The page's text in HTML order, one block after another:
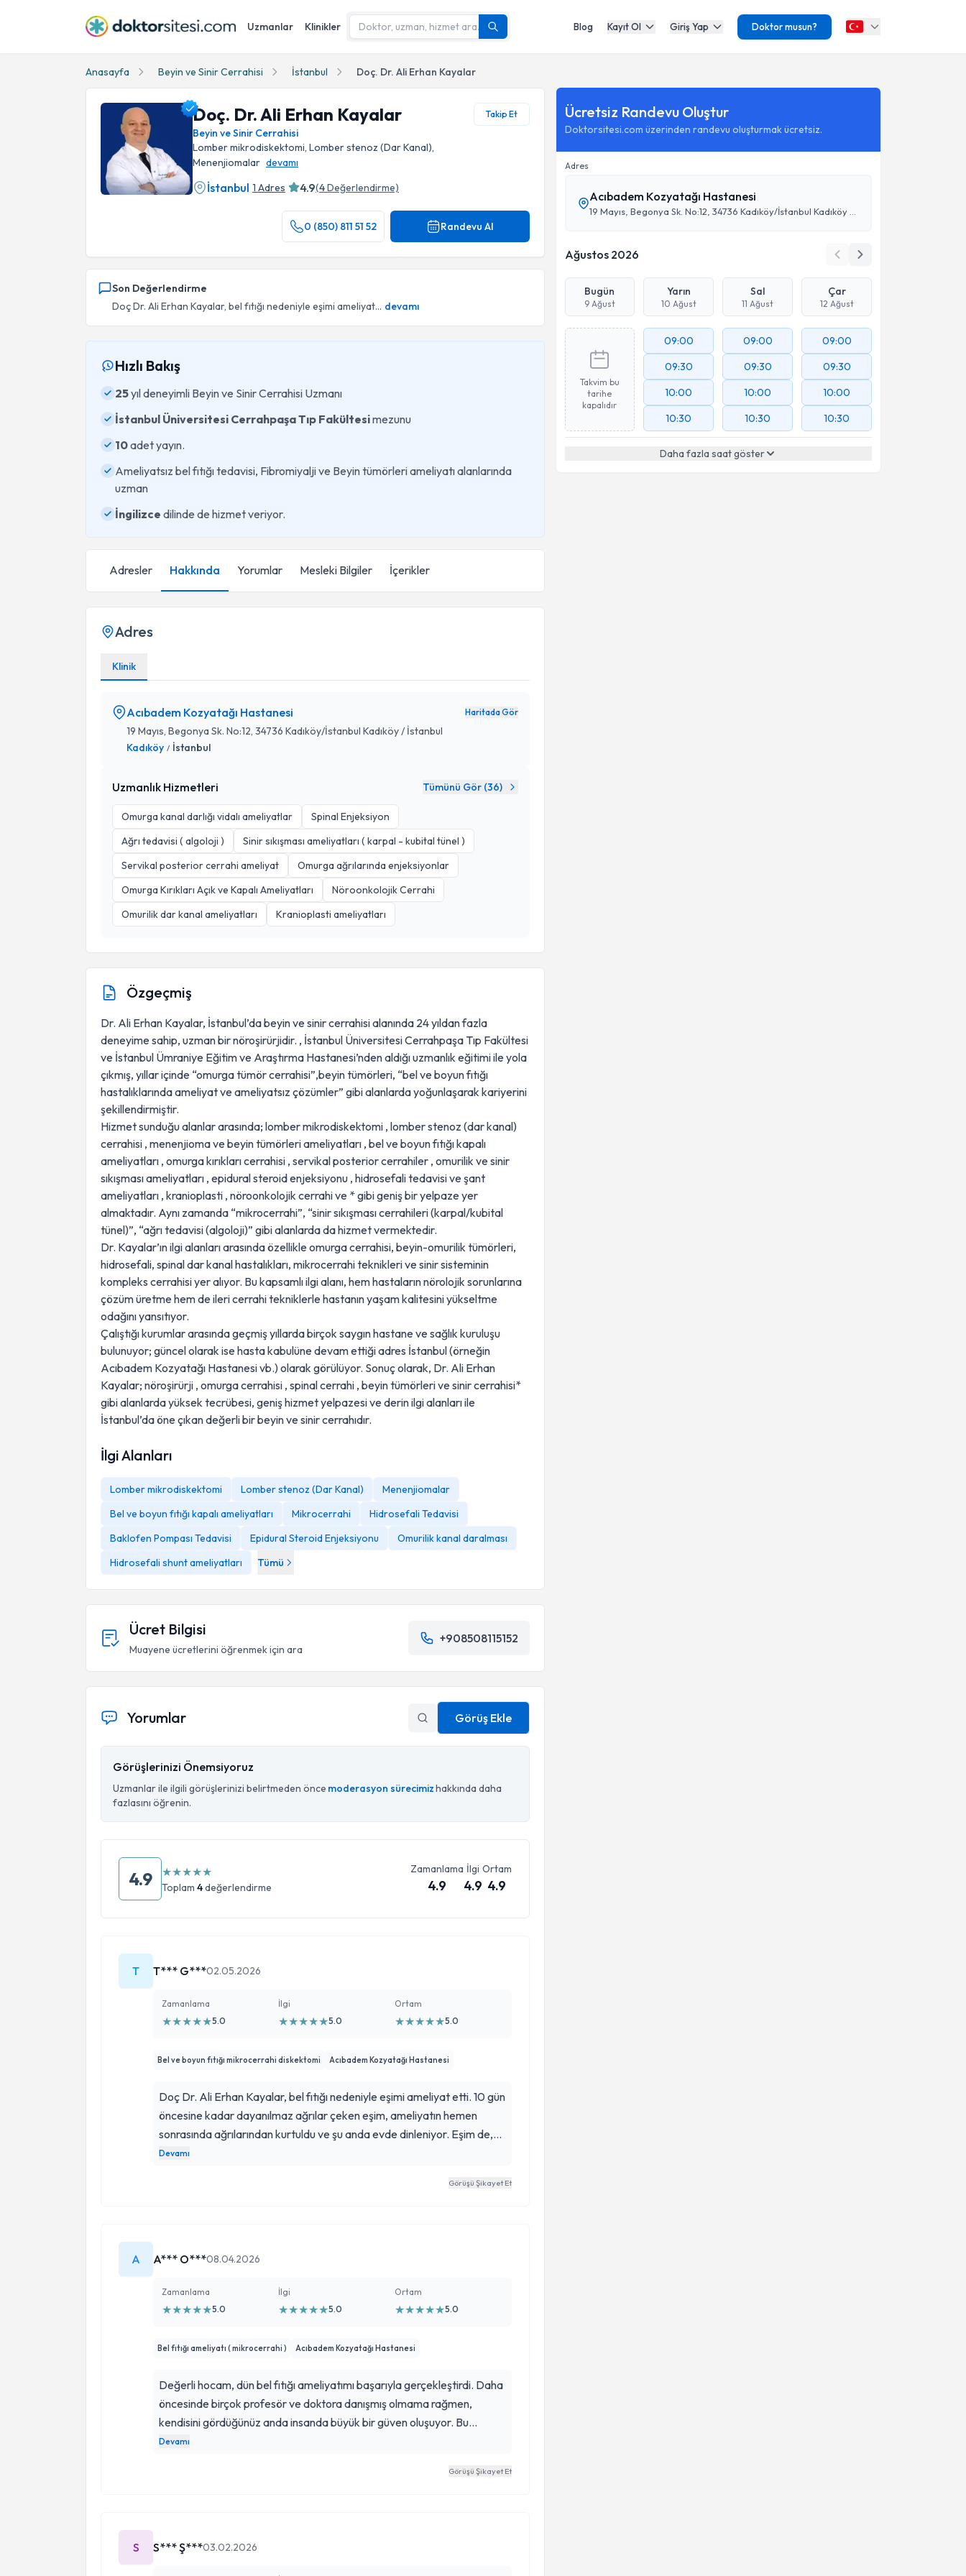
Uzmanlar Klinikler Blog Kayıt Ol Giriş Yap Doktor musun?
Anasayfa Beyin ve Sinir Cerrahisi İstanbul Doç. Dr. Ali Erhan Kayalar
Doç. Dr. Ali Erhan Kayalar Takip Et
Beyin ve Sinir Cerrahisi
Lomber mikrodiskektomi, Lomber stenoz (Dar Kanal),
Menenjiomalar devamı
İstanbul 1 Adres 4.9(4Değerlendirme)
0 (850) 811 51 52 Randevu Al
Son Değerlendirme
Doç Dr. Ali Erhan Kayalar, bel fıtığı nedeniyle eşimi ameliyat... devamı
Hızlı Bakış
25yıl deneyimli Beyin ve Sinir Cerrahisi Uzmanı
İstanbul Üniversitesi Cerrahpaşa Tıp Fakültesimezunu
10adet yayın.
Ameliyatsız bel fıtığı tedavisi, Fibromiyalji ve Beyin tümörleri ameliyatı alanlarında
uzman
İngilizce dilinde de hizmet veriyor.
Adresler Hakkında Yorumlar Mesleki Bilgiler İçerikler
Adres
Klinik
Acıbadem Kozyatağı Hastanesi Haritada Gör
19 Mayıs, Begonya Sk. No:12, 34736 Kadıköy/İstanbul Kadıköy / İstanbul
Kadıköy / İstanbul
Uzmanlık Hizmetleri Tümünü Gör (36)
Omurga kanal darlığı vidalı ameliyatlar
Spinal Enjeksiyon
Ağrı tedavisi ( algoloji )
Sinir sıkışması ameliyatları ( karpal - kubital tünel )
Servikal posterior cerrahi ameliyat
Omurga ağrılarında enjeksiyonlar
Omurga Kırıkları Açık ve Kapalı Ameliyatları
Nöroonkolojik Cerrahi
Omurilik dar kanal ameliyatları
Kranioplasti ameliyatları
Özgeçmiş
Dr. Ali Erhan Kayalar, İstanbul’da beyin ve sinir cerrahisi alanında 24 yıldan fazla
deneyime sahip, uzman bir nöroşirürjidir. , İstanbul Üniversitesi Cerrahpaşa Tıp Fakültesi
ve İstanbul Ümraniye Eğitim ve Araştırma Hastanesi’nden aldığı uzmanlık eğitimi ile yola
çıkmış, yıllar içinde “omurga tümör cerrahisi”,beyin tümörleri, “bel ve boyun fıtığı
hastalıklarında ameliyat ve ameliyatsız çözümler” gibi alanlarda yoğunlaşarak kariyerini
şekillendirmiştir.
Hizmet sunduğu alanlar arasında; lomber mikrodiskektomi , lomber stenoz (dar kanal)
cerrahisi , menenjioma ve beyin tümörleri ameliyatları , bel ve boyun fıtığı kapalı
ameliyatları , omurga kırıkları cerrahisi , servikal posterior cerrahiler , omurilik ve sinir
sıkışması ameliyatları , epidural steroid enjeksiyonu , hidrosefali tedavisi ve şant
ameliyatları , kranioplasti , nöroonkolojik cerrahi ve * gibi geniş bir yelpaze yer
almaktadır. Aynı zamanda “mikrocerrahi”, “sinir sıkışması cerrahileri (karpal/kubital
tünel)”, “ağrı tedavisi (algoloji)” gibi alanlarda da hizmet vermektedir.
Dr. Kayalar’ın ilgi alanları arasında özellikle omurga cerrahisi, beyin-omurilik tümörleri,
hidrosefali, spinal dar kanal hastalıkları, mikrocerrahi teknikleri ve sinir sisteminin
kompleks cerrahisi yer alıyor. Bu kapsamlı ilgi alanı, hem hastaların nörolojik sorunlarına
çözüm üretme hem de ileri cerrahi tekniklerle hastanın yaşam kalitesini yükseltme
odağını yansıtıyor.
Çalıştığı kurumlar arasında geçmiş yıllarda birçok saygın hastane ve sağlık kuruluşu
bulunuyor; güncel olarak ise hasta kabulüne devam ettiği adres İstanbul (örneğin
Acıbadem Kozyatağı Hastanesi vb.) olarak görülüyor. Sonuç olarak, Dr. Ali Erhan
Kayalar; nöroşirürji , omurga cerrahisi , spinal cerrahi , beyin tümörleri ve sinir cerrahisi*
gibi alanlarda yüksek tecrübesi, geniş hizmet yelpazesi ve derin ilgi alanları ile
İstanbul’da öne çıkan değerli bir beyin ve sinir cerrahıdır.
İlgi Alanları
Lomber mikrodiskektomi Lomber stenoz (Dar Kanal)
Menenjiomalar
Bel ve boyun fıtığı kapalı ameliyatları
Mikrocerrahi
Hidrosefali Tedavisi
Baklofen Pompası Tedavisi
Epidural Steroid Enjeksiyonu
Omurilik kanal daralması
Hidrosefali shunt ameliyatları
Tümü
Ücret Bilgisi
Muayene ücretlerini öğrenmek için ara
+908508115152
Yorumlar Görüş Ekle
Görüşlerinizi Önemsiyoruz
Uzmanlar ile ilgili görüşlerinizi belirtmeden önce moderasyon sürecimizhakkında daha
fazlasını öğrenin.
4.9 ★★★★★
Toplam 4değerlendirme
Zamanlama
4.9
İlgi
4.9
Ortam
4.9
T T*** G***02.05.2026
Zamanlama
★★★★★5.0
İlgi
★★★★★5.0
Ortam
★★★★★5.0
Bel ve boyun fıtığı mikrocerrahi diskektomi Acıbadem Kozyatağı Hastanesi
Doç Dr. Ali Erhan Kayalar, bel fıtığı nedeniyle eşimi ameliyat etti. 10 gün
öncesine kadar dayanılmaz ağrılar çeken eşim, ameliyatın hemen
sonrasında ağrılarından kurtuldu ve şu anda evde dinleniyor. Eşim de,
deontoloji uzmanı bir hekim olarak ben de, kendisinin hastası ile
Devamı
Görüşü Şikayet Et
A A*** O***08.04.2026
Zamanlama
★★★★★5.0
İlgi
★★★★★5.0
Ortam
★★★★★5.0
Bel fıtığı ameliyatı ( mikrocerrahi ) Acıbadem Kozyatağı Hastanesi
Değerli hocam, dün bel fıtığı ameliyatımı başarıyla gerçekleştirdi. Daha
öncesinde birçok profesör ve doktora danışmış olmama rağmen,
kendisini gördüğünüz anda insanda büyük bir güven oluşuyor. Bu
nedenle Erhan Hoca ile devam etme kararı aldım. Oldukça naif, işini
yapacağına sizi inandıran bir hekim. Tüm (bazen gerçekten gereksiz 😊)
Devamı
Görüşü Şikayet Et
S S*** Ş***03.02.2026
Ücretsiz Randevu Oluştur
Doktorsitesi.com üzerinden randevu oluşturmak ücretsiz.
Adres
Acıbadem Kozyatağı Hastanesi
Ağustos 2026
Bugün
9 Ağust
Yarın
10 Ağust
Sal
11 Ağust
Çar
12 Ağust
Takvim bu
tarihe
kapalıdır
09:00
09:30
10:00
10:30
09:00
09:30
10:00
10:30
09:00
09:30
10:00
10:30
Daha fazla saat göster